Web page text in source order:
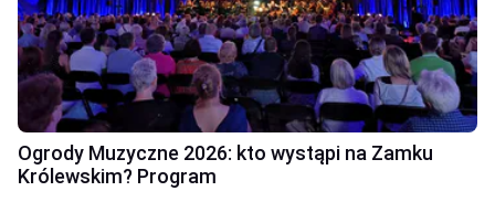
Ogrody Muzyczne 2026: kto wystąpi na Zamku
Królewskim? Program